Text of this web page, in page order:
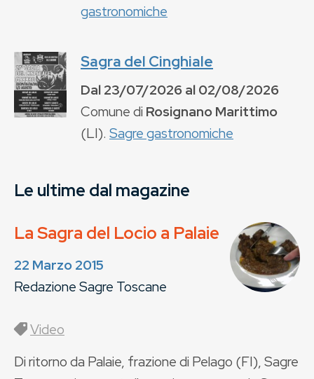
gastronomiche
Sagra del Cinghiale
Dal23/07/2026al02/08/2026
Comune di Rosignano Marittimo
(LI). Sagre gastronomiche
Le ultime dal magazine
La Sagra del Locio a Palaie
22 Marzo 2015
Redazione Sagre Toscane
Video
Di ritorno da Palaie, frazione di Pelago (FI), Sagre